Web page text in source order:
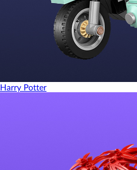
Harry Potter